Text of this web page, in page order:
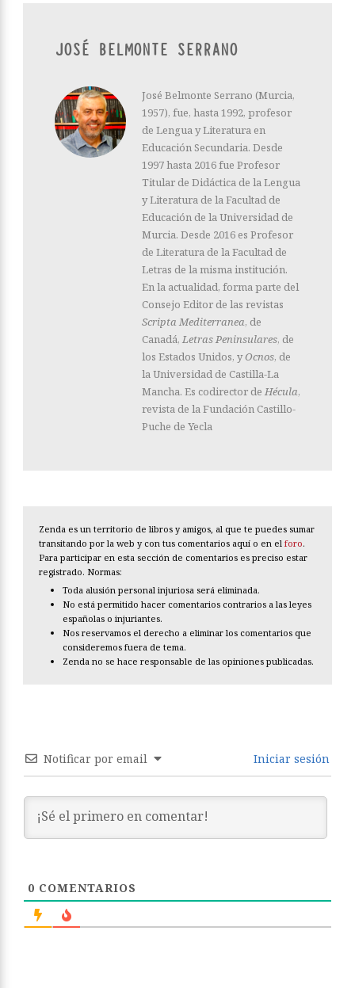
JOSÉ BELMONTE SERRANO
José Belmonte Serrano (Murcia,
1957), fue, hasta 1992, profesor
de Lengua y Literatura en
Educación Secundaria. Desde
1997 hasta 2016 fue Profesor
Titular de Didáctica de la Lengua
y Literatura de la Facultad de
Educación de la Universidad de
Murcia. Desde 2016 es Profesor
de Literatura de la Facultad de
Letras de la misma institución.
En la actualidad, forma parte del
Consejo Editor de las revistas
Scripta Mediterranea, de
Canadá, Letras Peninsulares, de
los Estados Unidos, yOcnos, de
la Universidad de Castilla-La
Mancha. Es codirector de Hécula,
revista de la Fundación Castillo-
Puche de Yecla
Zenda es un territorio de libros y amigos, al que te puedes sumar
transitando por la web y con tus comentarios aquí o en el foro.
Para participar en esta sección de comentarios es preciso estar
registrado. Normas:
Toda alusión personal injuriosa será eliminada.
No está permitido hacer comentarios contrarios a las leyes
españolas o injuriantes.
Nos reservamos el derecho a eliminar los comentarios que
consideremos fuera de tema.
Zenda no se hace responsable de las opiniones publicadas.
Notificar por email Iniciar sesión
0 COMENTARIOS